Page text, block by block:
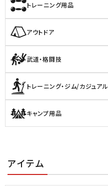
トレーニング用品
アウトドア
武道・格闘技
トレーニング・ジム/カジュアル
キャンプ用品
アイテム